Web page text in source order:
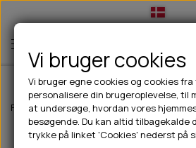
TIL HUND
💧FODER-
TIL
Forside Til hunde hundelegetøj Kong
Vi bruger cookies
Vi bruger egne cookies og cookies
personalisere din brugeroplevelse, til
at undersøge, hvordan vores
besøgende. Du kan altid tilbagekalde
trykke på linket 'Cookies' nederst på